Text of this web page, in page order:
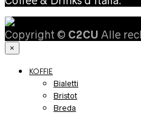
Copyright © C2CU Alle
×
KOFFIE
Bialetti
Bristot
Breda